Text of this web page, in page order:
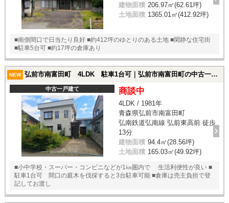
建物面積 206.97㎡(62.61坪)
土地面積 1365.01㎡(412.92坪)
■南側間口で日当たり良好 ■約412坪のゆとりのある土地 ■閑静な住宅街
■駐車5台可 ■約17坪の倉庫あり
NEW 弘前市南富田町 4LDK 駐車1台可｜弘前市南富田町の中古一戸建て
中古一戸建て 商談中
4LDK / 1981年
青森県弘前市南富田町
弘南鉄道弘南線 弘前東高前 徒歩
13分
建物面積 94.4㎡(28.56坪)
土地面積 165.03㎡(49.92坪)
■小中学校・スーパー・コンビニなどが1㎞圏内で 生活利便性が良い ■
駐車1台可 間口の庭木を伐採すると3台駐車可能 ■倉庫は売主負担で登
記してお渡し